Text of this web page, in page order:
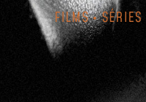
FILMS • SÉRIES